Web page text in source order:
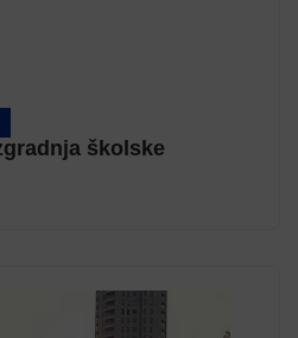
školske